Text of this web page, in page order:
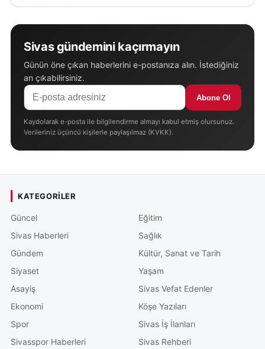
Sivas gündemini kaçırmayın
Günün öne çıkan haberlerini e-postanıza alın. İstediğiniz
an çıkabilirsiniz.
Abone Ol
Kaydolarak e-posta ile bilgilendirme almayı kabul etmiş olursunuz.
Verileriniz üçüncü kişilerle paylaşılmaz (KVKK).
KATEGORILER
Güncel
Sivas Haberleri
Gündem
Siyaset
Asayiş
Ekonomi
Spor
Sivasspor Haberleri
Eğitim
Sağlık
Kültür, Sanat ve Tarih
Yaşam
Sivas Vefat Edenler
Köşe Yazıları
Sivas İş İlanları
Sivas Rehberi